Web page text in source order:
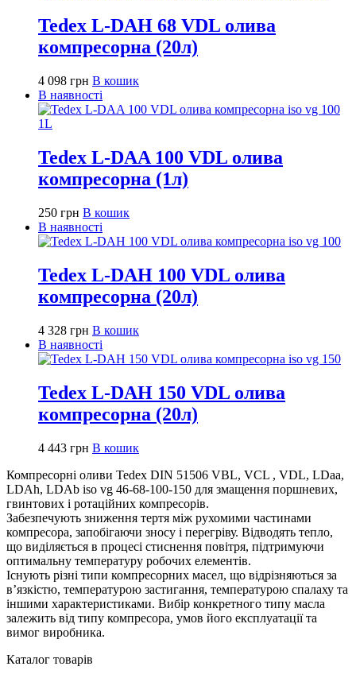
Tedex L-DAH 68 VDL олива
компресорна (20л)
4 098 грн В кошик
В наявності
Tedex L-DAA 100 VDL олива
компресорна (1л)
250 грн В кошик
В наявності
Tedex L-DAH 100 VDL олива
компресорна (20л)
4 328 грн В кошик
В наявності
Tedex L-DAH 150 VDL олива
компресорна (20л)
4 443 грн В кошик
Компресорні оливи Tedex DIN 51506 VBL, VCL , VDL, LDaa,
LDAh, LDAb iso vg 46-68-100-150 для змащення поршневих,
гвинтових і ротаційних компресорів.
Забезпечують зниження тертя між рухомими частинами
компресора, запобігаючи зносу і перегріву. Відводять тепло,
що виділяється в процесі стиснення повітря, підтримуючи
оптимальну температуру робочих елементів.
Існують різні типи компресорних масел, що відрізняються за
в’язкістю, температурою застигання, температурою спалаху та
іншими характеристиками. Вибір конкретного типу масла
залежить від типу компресора, умов його експлуатації та
вимог виробника.
Каталог товарів